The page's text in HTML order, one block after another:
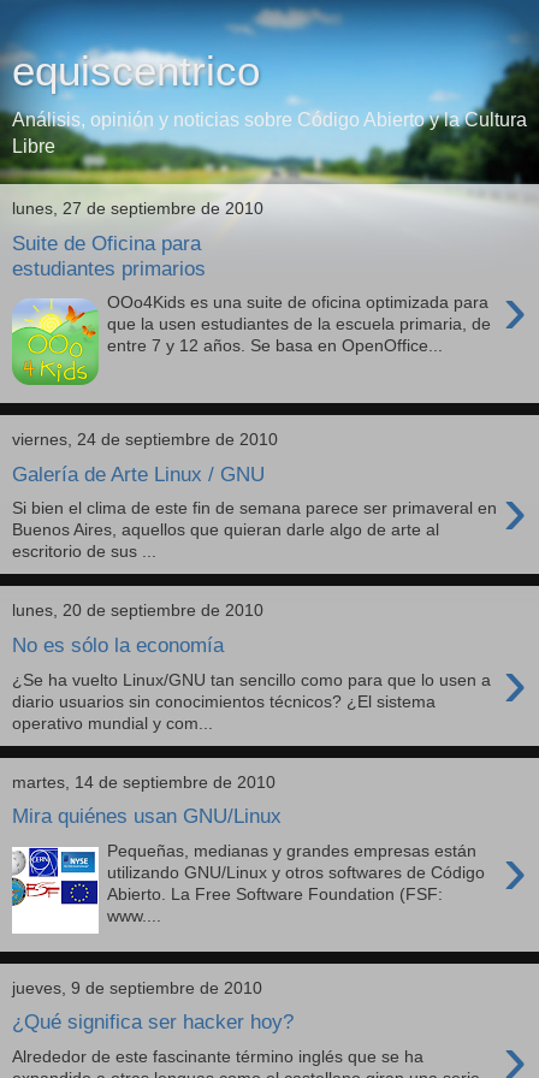
equiscentrico
Análisis, opinión y noticias sobre Código Abierto y la Cultura
Libre
lunes, 27 de septiembre de 2010
Suite de Oficina para
estudiantes primarios
›
OOo4Kids es una suite de oficina optimizada para
que la usen estudiantes de la escuela primaria, de
entre 7 y 12 años. Se basa en OpenOffice...
viernes, 24 de septiembre de 2010
Galería de Arte Linux / GNU ›
Si bien el clima de este fin de semana parece ser primaveral en
Buenos Aires, aquellos que quieran darle algo de arte al
escritorio de sus ...
lunes, 20 de septiembre de 2010
No es sólo la economía ›
¿Se ha vuelto Linux/GNU tan sencillo como para que lo usen a
diario usuarios sin conocimientos técnicos? ¿El sistema
operativo mundial y com...
martes, 14 de septiembre de 2010
Mira quiénes usan GNU/Linux
›
Pequeñas, medianas y grandes empresas están
utilizando GNU/Linux y otros softwares de Código
Abierto. La Free Software Foundation (FSF:
www....
jueves, 9 de septiembre de 2010
¿Qué significa ser hacker hoy? ›
Alrededor de este fascinante término inglés que se ha